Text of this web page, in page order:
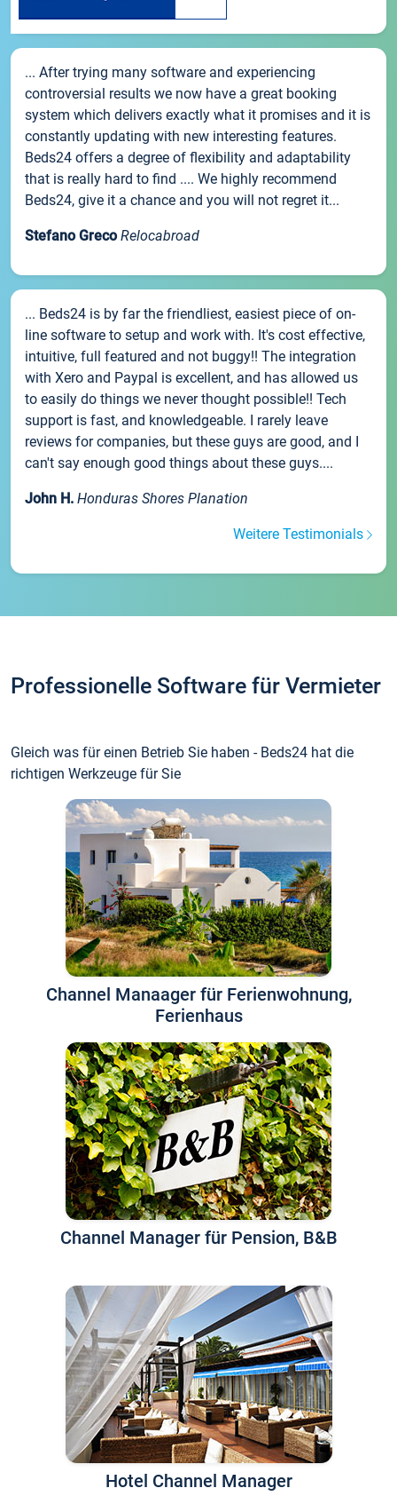
... After trying many software and experiencing
controversial results we now have a great booking
system which delivers exactly what it promises and it is
constantly updating with new interesting features.
Beds24 offers a degree of flexibility and adaptability
that is really hard to find .... We highly recommend
Beds24, give it a chance and you will not regret it...
Stefano Greco Relocabroad
... Beds24 is by far the friendliest, easiest piece of on-
line software to setup and work with. It's cost effective,
intuitive, full featured and not buggy!! The integration
with Xero and Paypal is excellent, and has allowed us
to easily do things we never thought possible!! Tech
support is fast, and knowledgeable. I rarely leave
reviews for companies, but these guys are good, and I
can't say enough good things about these guys....
John H. Honduras Shores Planation
Weitere Testimonials
Professionelle Software für Vermieter
Gleich was für einen Betrieb Sie haben - Beds24 hat die
richtigen Werkzeuge für Sie
Channel Manaager für Ferienwohnung,
Ferienhaus
Channel Manager für Pension, B&B
Hotel Channel Manager